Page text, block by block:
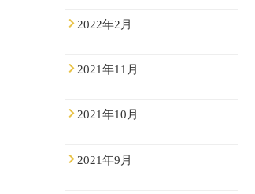
2022年2月
2021年11月
2021年10月
2021年9月